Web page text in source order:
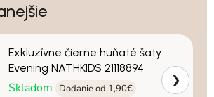
Exkluzívne čierne huňaté šaty
Evening NATHKIDS 21118894
Skladom Dodanie od 1,90€
❯